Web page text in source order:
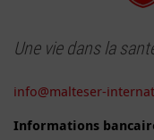
Une vie dans la
info@malteser-
Informations